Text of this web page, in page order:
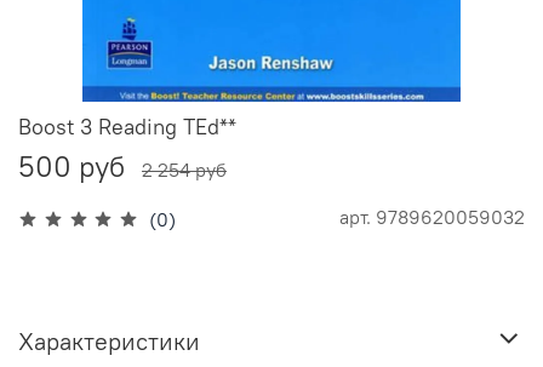
(0) арт. 9789620059032
Boost 3 Reading TEd**
500 руб 2 254 руб
Характеристики